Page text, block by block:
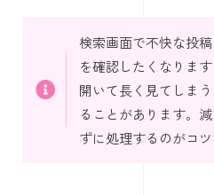
検索画面で不快な投
を確認したくなりま
開いて長く見てしま
ることがあります。
ずに処理するのがコツ